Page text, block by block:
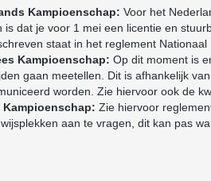
Kampioenschap: Voor het
is dat je voor 1 mei een licentie en
staat in het reglement Nationaal
Kampioenschap: Op dit moment is
gaan meetellen. Dit is afhankelijk
worden. Zie hiervoor ook de
Kampioenschap: Zie hiervoor
aan te vragen, dit kan pas